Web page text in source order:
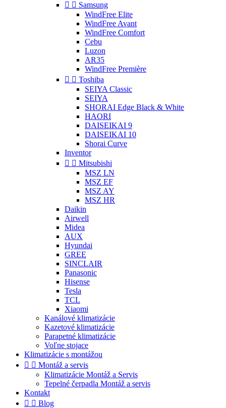
  Samsung
WindFree Elite
WindFree Avant
WindFree Comfort
Cebu
Luzon
AR35
WindFree Première
  Toshiba
SEIYA Classic
SEIYA
SHORAI Edge Black & White
HAORI
DAISEIKAI 9
DAISEIKAI 10
Shorai Curve
Inventor
  Mitsubishi
MSZ LN
MSZ EF
MSZ AY
MSZ HR
Daikin
Airwell
Midea
AUX
Hyundai
GREE
SINCLAIR
Panasonic
Hisense
Tesla
TCL
Xiaomi
Kanálové klimatizácie
Kazetové klimatizácie
Parapetné klimatizácie
Voľne stojace
Klimatizácie s montážou
  Montáž a servis
Klimatizácie Montáž a Servis
Tepelné čerpadla Montáž a servis
Kontakt
  Blog